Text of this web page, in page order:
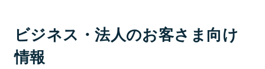
ビジネス・法人のお客さま向け
情報